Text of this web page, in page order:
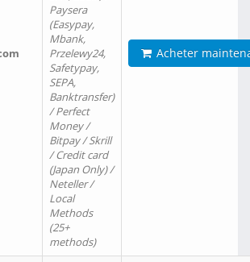
Paysera
(Easypay,
Mbank,
Przelewy24,
Safetypay,
SEPA,
Banktransfer)
/ Perfect
Money /
Bitpay / Skrill
/ Credit card
(Japan Only) /
Neteller /
Local
Methods
(25+
methods)
Acheter